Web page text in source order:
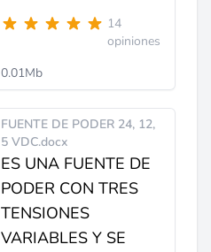
14
opiniones
0.01Mb
FUENTE DE PODER 24, 12,
5 VDC.docx
ES UNA FUENTE DE
PODER CON TRES
TENSIONES
VARIABLES Y SE